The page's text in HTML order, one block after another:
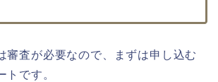
審査が必要なので、まずは申し込む
トです。